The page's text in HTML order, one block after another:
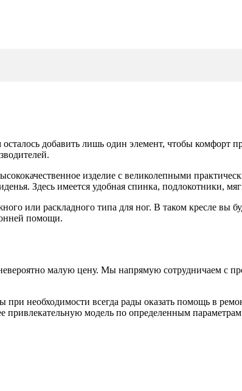
добавить лишь один элемент, чтобы
изделие с великолепными
Здесь имеется удобная спинка, подлокотники,
или раскладного типа для ног. В таком кресле вы
помощи.
малую цену. Мы напрямую сотрудничаем с
при необходимости всегда рады оказать помощь в
привлекательную модель по определенным